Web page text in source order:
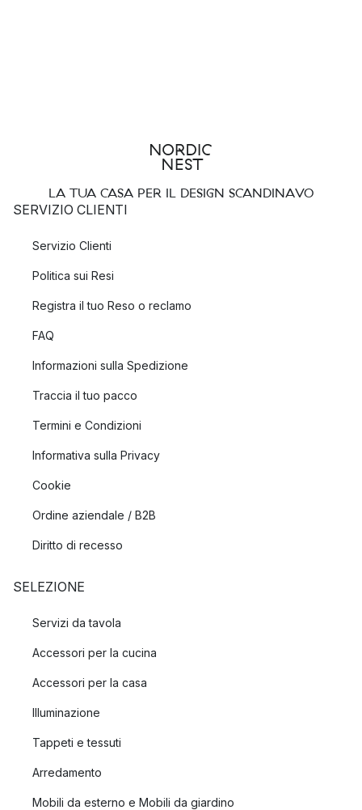
LA TUA CASA PER IL DESIGN SCANDINAVO
SERVIZIO CLIENTI
Servizio Clienti
Politica sui Resi
Registra il tuo Reso o reclamo
FAQ
Informazioni sulla Spedizione
Traccia il tuo pacco
Termini e Condizioni
Informativa sulla Privacy
Cookie
Ordine aziendale / B2B
Diritto di recesso
SELEZIONE
Servizi da tavola
Accessori per la cucina
Accessori per la casa
Illuminazione
Tappeti e tessuti
Arredamento
Mobili da esterno e Mobili da giardino